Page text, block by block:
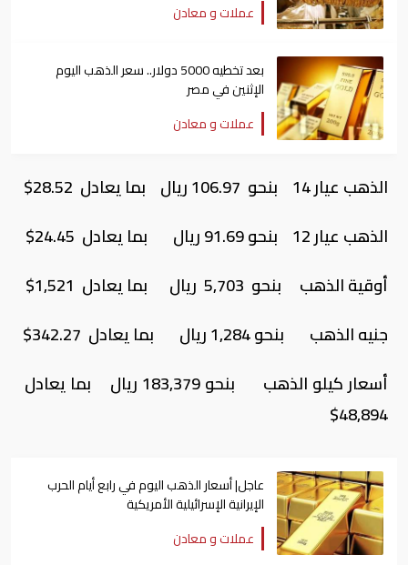
عملات و معادن
بعد تخطيه 5000 دولار.. سعر الذهب اليوم
الإثنين في مصر
عملات و معادن
الذهب عيار 14 بنحو 106.97 ريال بما يعادل 28.52$
الذهب عيار 12 بنحو 91.69 ريال بما يعادل 24.45$
أوقية الذهب بنحو 5,703 ريال بما يعادل 1,521$
جنيه الذهب بنحو 1,284 ريال بما يعادل 342.27$
أسعار كيلو الذهب بنحو 183,379 ريال بما يعادل
48,894$
عاجل| أسعار الذهب اليوم في رابع أيام الحرب
الإيرانية الإسرائيلية الأمريكية
عملات و معادن